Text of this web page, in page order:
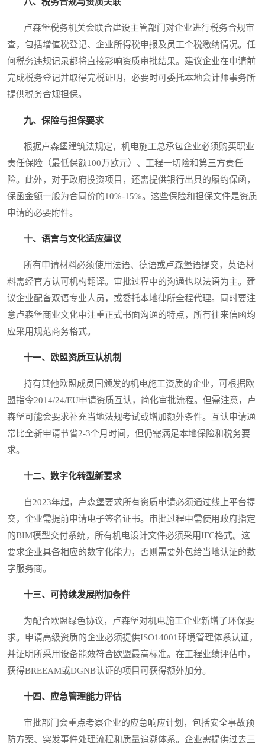
卢森堡税务机关会联合建设主管部门对企业进行税务合规审
查，包括增值税登记、企业所得税申报及员工个税缴纳情况。任
何税务违规记录都将直接影响资质审批结果。建议企业在申请前
完成税务登记并取得完税证明，必要时可委托本地会计师事务所
提供税务合规担保。
九、保险与担保要求
根据卢森堡建筑法规定，机电施工总承包企业必须购买职业
责任保险（最低保额100万欧元）、工程一切险和第三方责任
险。此外，对于政府投资项目，还需提供银行出具的履约保函，
保函金额一般为合同价的10%-15%。这些保险和担保文件是资质
申请的必要附件。
十、语言与文化适应建议
所有申请材料必须使用法语、德语或卢森堡语提交，英语材
料需经官方认可机构翻译。审批过程中的沟通也以法语为主。建
议企业配备双语专业人员，或委托本地律所全程代理。同时要注
意卢森堡商业文化中注重正式书面沟通的特点，所有往来信函均
应采用规范商务格式。
十一、欧盟资质互认机制
持有其他欧盟成员国颁发的机电施工资质的企业，可根据欧
盟指令2014/24/EU申请资质互认，简化审批流程。但需注意，卢
森堡可能会要求补充当地法规考试或增加额外条件。互认申请通
常比全新申请节省2-3个月时间，但仍需满足本地保险和税务要
求。
十二、数字化转型新要求
自2023年起，卢森堡要求所有资质申请必须通过线上平台提
交，企业需提前申请电子签名证书。审批过程中需使用政府指定
的BIM模型交付系统，所有机电设计文件必须采用IFC格式。这
要求企业具备相应的数字化能力，否则需要外包给当地认证的数
字服务商。
十三、可持续发展附加条件
为配合欧盟绿色协议，卢森堡对机电施工企业新增了环保要
求。申请高级资质的企业必须提供ISO14001环境管理体系认证，
并证明所采用设备能效符合欧盟最高标准。在工程业绩评估中，
获得BREEAM或DGNB认证的项目可获得额外加分。
十四、应急管理能力评估
审批部门会重点考察企业的应急响应计划，包括安全事故预
防方案、突发事件处理流程和质量追溯体系。企业需提供过去三